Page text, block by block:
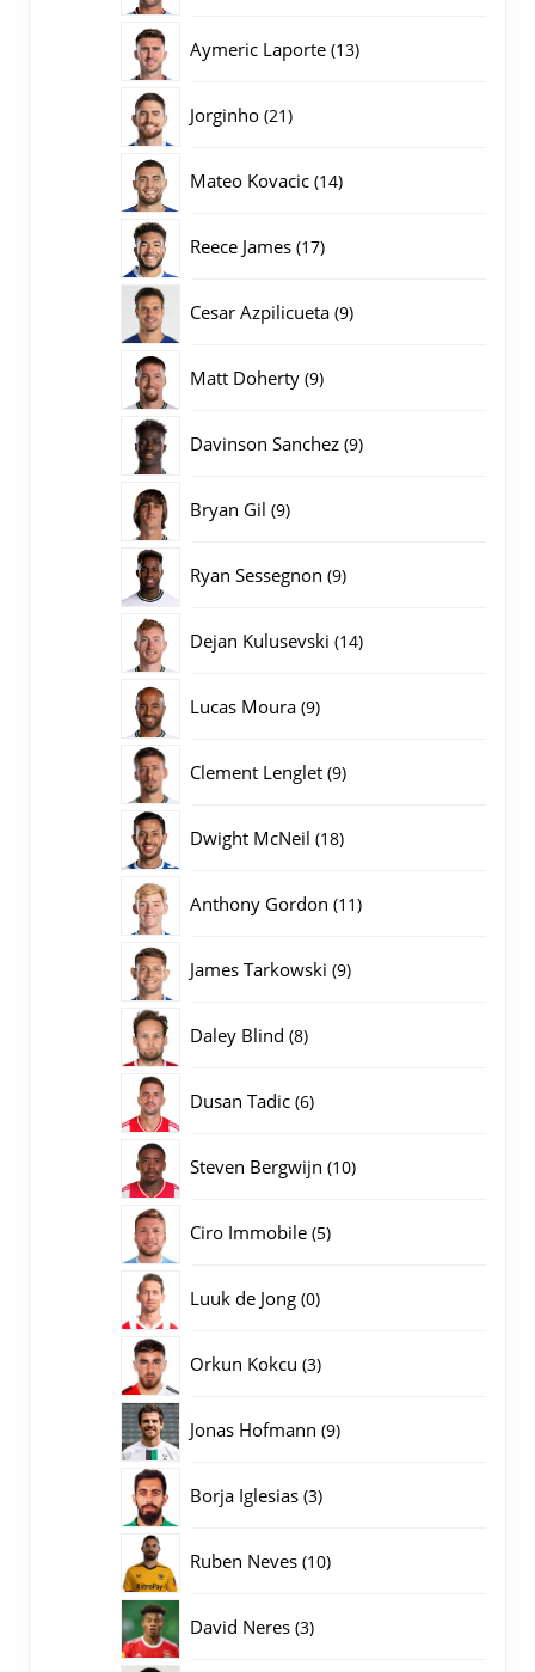
Aymeric Laporte 1313
Jorginho 2121
Mateo Kovacic 1414
Reece James 1717
Cesar Azpilicueta 99
Matt Doherty 99
Davinson Sanchez 99
Bryan Gil 99
Ryan Sessegnon 99
Dejan Kulusevski 1414
Lucas Moura 99
Clement Lenglet 99
Dwight McNeil 1818
Anthony Gordon 1111
James Tarkowski 99
Daley Blind 88
Dusan Tadic 66
Steven Bergwijn 1010
Ciro Immobile 55
Luuk de Jong 00
Orkun Kokcu 33
Jonas Hofmann 99
Borja Iglesias 33
Ruben Neves 1010
David Neres 33